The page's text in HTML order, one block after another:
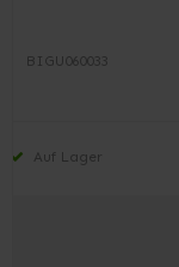
BIGU060033
Auf Lager